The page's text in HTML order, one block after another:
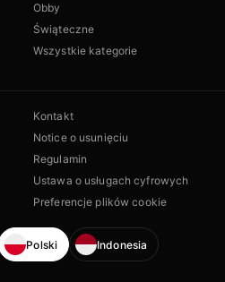
Obby
Świąteczne
Wszystkie kategorie
Kontakt
Notice o usunięciu
Regulamin
Ustawa o usługach cyfrowych
Preferencje plików cookie
Polski Indonesia